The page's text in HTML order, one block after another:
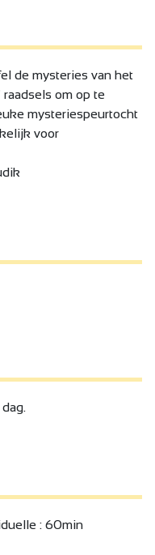
de mysteries van het
om op te
mysteriespeurtocht
voor
: 60min